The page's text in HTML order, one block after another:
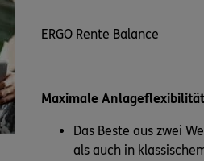
ERGO Rente Balance
Maximale
Das Beste aus zwei
als auch in